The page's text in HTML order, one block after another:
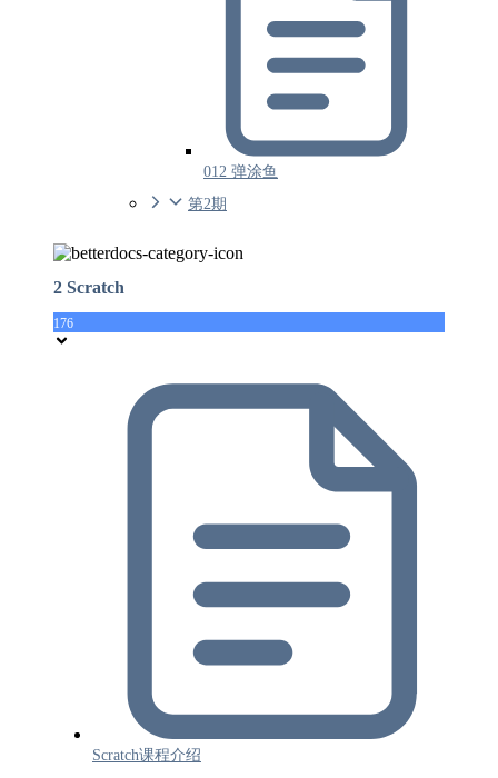
012 弹涂鱼
第2期
2 Scratch
176
Scratch课程介绍